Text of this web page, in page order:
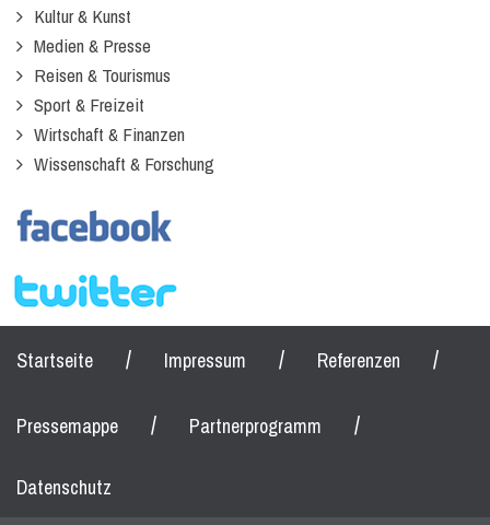
Kultur & Kunst
Medien & Presse
Reisen & Tourismus
Sport & Freizeit
Wirtschaft & Finanzen
Wissenschaft & Forschung
Startseite / Impressum / Referenzen /
Pressemappe / Partnerprogramm /
Datenschutz